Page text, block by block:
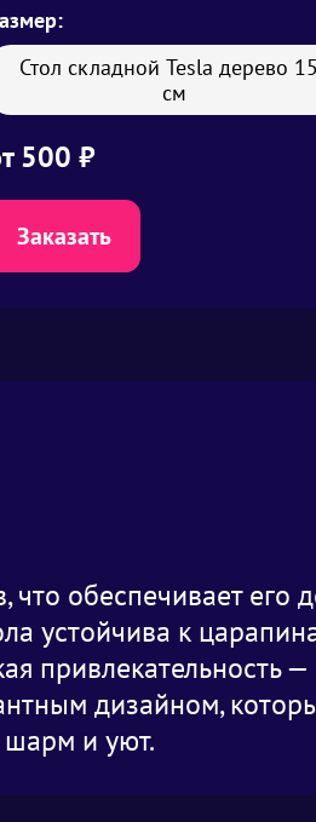
Стол складной Tesla дерево
см
500 ₽
Заказать
обеспечивает его
устойчива к
привлекательность
дизайном,
шарм и уют.